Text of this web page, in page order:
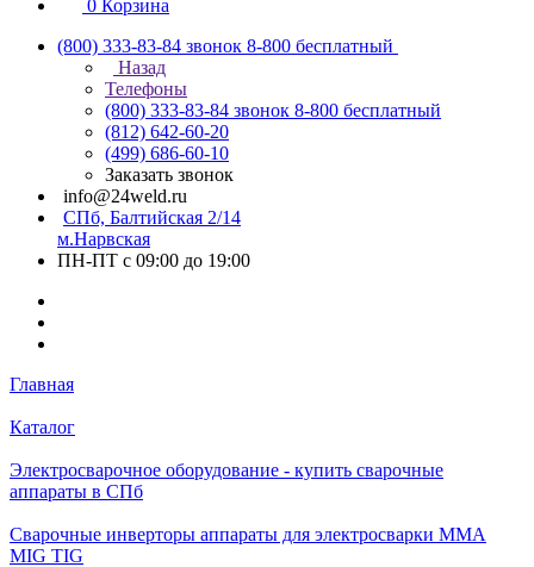
0 Корзина
(800) 333-83-84 звонок 8-800 бесплатный
Назад
Телефоны
(800) 333-83-84 звонок 8-800 бесплатный
(812) 642-60-20
(499) 686-60-10
Заказать звонок
info@24weld.ru
СПб, Балтийская 2/14
м.Нарвская
ПН-ПТ с 09:00 до 19:00
Главная
Каталог
Электросварочное оборудование - купить сварочные
аппараты в СПб
Сварочные инверторы аппараты для электросварки MMA
MIG TIG